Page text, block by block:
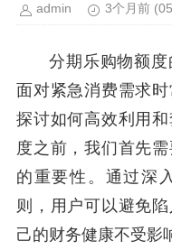
admin 3个月前
分期乐购物额
面对紧急消费需求
探讨如何高效利用
度之前，我们首先
的重要性。通过深
则，用户可以避免
己的财务健康不受影